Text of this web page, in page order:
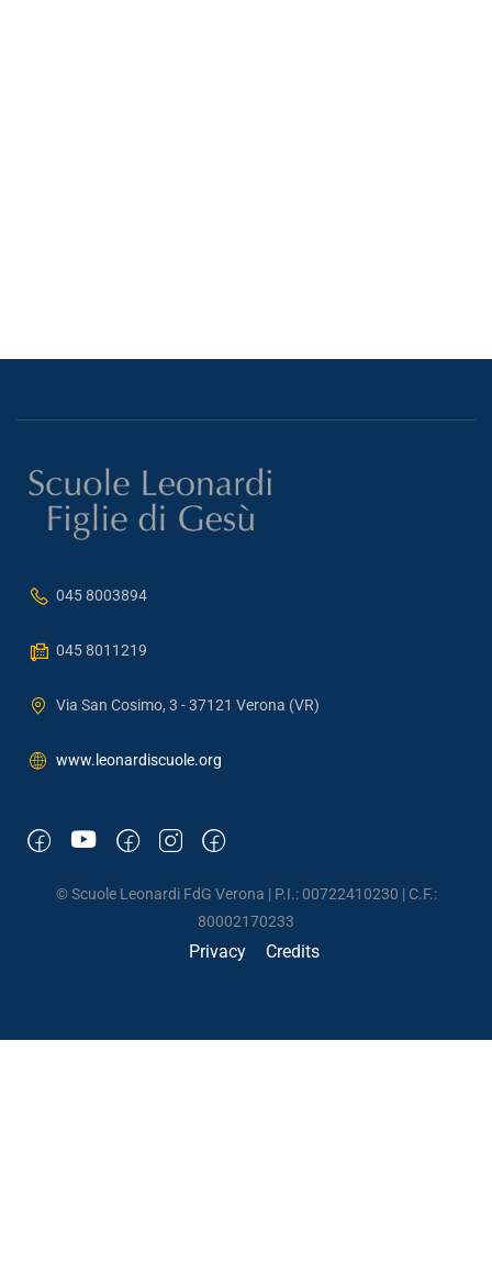
045 8003894
045 8011219
Via San Cosimo, 3 - 37121 Verona (VR)
www.leonardiscuole.org
© Scuole Leonardi FdG Verona | P.I.: 00722410230 | C.F.:
80002170233
Privacy Credits